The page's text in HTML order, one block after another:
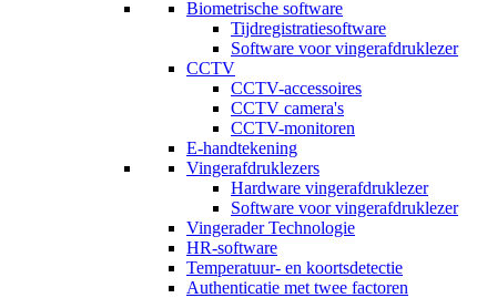
Biometrische software
Tijdregistratiesoftware
Software voor vingerafdruklezer
CCTV
CCTV-accessoires
CCTV camera's
CCTV-monitoren
E-handtekening
Vingerafdruklezers
Hardware vingerafdruklezer
Software voor vingerafdruklezer
Vingerader Technologie
HR-software
Temperatuur- en koortsdetectie
Authenticatie met twee factoren